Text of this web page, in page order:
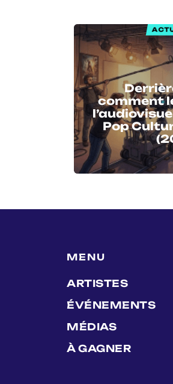
comment
Pop
MENU
ARTISTES
ÉVÉNEMENTS
MÉDIAS
À GAGNER